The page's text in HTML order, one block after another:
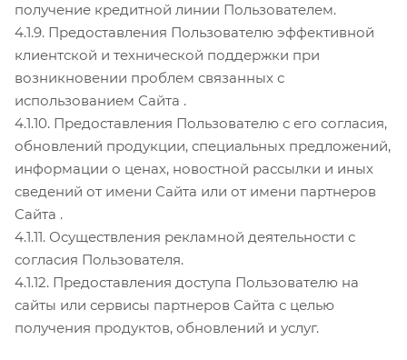
получение кредитной линии Пользователем.
4.1.9. Предоставления Пользователю эффективной
клиентской и технической поддержки при
возникновении проблем связанных с
использованием Сайта .
4.1.10. Предоставления Пользователю с его согласия,
обновлений продукции, специальных предложений,
информации о ценах, новостной рассылки и иных
сведений от имени Сайта или от имени партнеров
Сайта .
4.1.11. Осуществления рекламной деятельности с
согласия Пользователя.
4.1.12. Предоставления доступа Пользователю на
сайты или сервисы партнеров Сайта с целью
получения продуктов, обновлений и услуг.